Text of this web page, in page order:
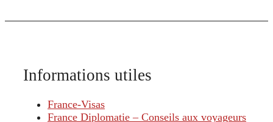
Informations utiles
France-Visas
France Diplomatie – Conseils aux voyageurs